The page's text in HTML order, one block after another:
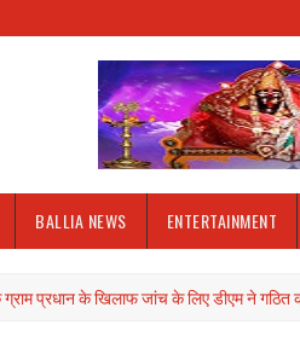
BALLIA NEWS ENTERTAINMENT
जांच के लिए डीएम ने गठित की कमेटी